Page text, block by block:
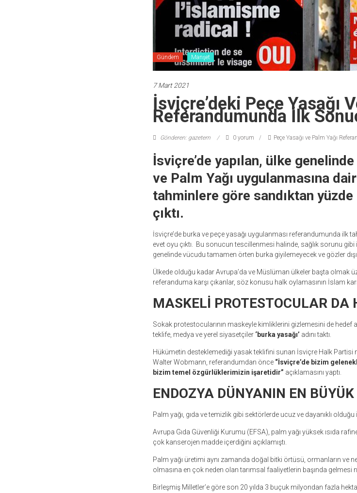
Gündem Manşet
7 Mart 2021
İsviçre’deki Peçe Yasağı
Referandumunda İlk
Gönderen: gazetem 0 yorum Peçe Yasağı ve Palm Yağı
İsviçre’de yapılan, ülke
ve Palm Yağı uygulanmasına
tahminlere göre sandıktan
çıktı.
İsviçre’de burka ve peçe yasağı uygulanması referandumunda ilk
evet oyu çıktı. Bu sonucun tescillenmesi halinde, sağlık sorunu gibi
genelinde vücudu tamamen örten burka giyilemeyecek ve gözler
Ülkede olduğu kadar Avrupa’da ve Müslüman ülkeler başta olmak
referanduma karşı çıkanlar, söz konusu halk oylamasının İslam
MASKELİ PROTESTOCULAR DA
Sokak protestocularının maskeyle kimliklerini gizlemesini de hedef
teklife, medya ve yerel siyasetçiler ‘burka yasağı’ adını taktı.
Hükümetin desteklemediği yasak teklifini sunan İsviçre Halk Partisi
Walter Wobmann, referandumdan önce “İsviçre’de bizim
bizim temel özgürlüklerimizin işaretidir” açıklamasını yaptı.
ENDOZYA DÜNYANIN EN
Palm yağı, gıda ve temizlik gibi sektörlerde ucuz ve dayanıklı
Avrupa Gıda Güvenliği Kurumu (EFSA), palm yağı yüksek ısıda
çok kanserojen madde içerdiğini açıklamıştı.
Palm yağı üretimi aynı zamanda doğal bitki örtüsü, ormanların ve
olmasına en çok neden olan tarımsal faaliyetlerin başında gelmesi
Birleşmiş Milletler’e göre son 20 yılda 3 buçuk milyondan fazla